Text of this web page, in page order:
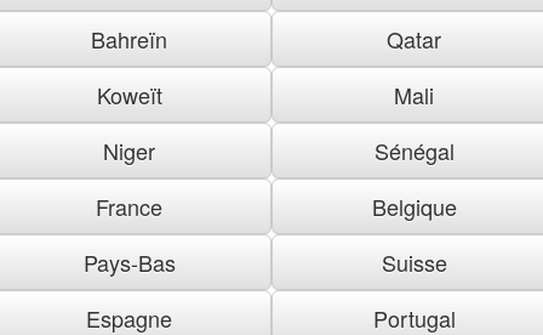
Bahreïn
Qatar
Koweït
Mali
Niger
Sénégal
France
Belgique
Pays-Bas
Suisse
Espagne
Portugal